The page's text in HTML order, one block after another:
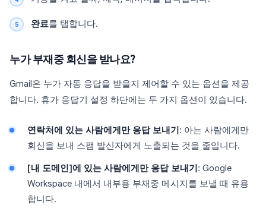
완료를 탭합니다.
누가 부재중 회신을 받나요?
Gmail은 누가 자동 응답을 받을지 제어할 수 있는 옵션을 제공
합니다. 휴가 응답기 설정 하단에는 두 가지 옵션이 있습니다.
연락처에 있는 사람에게만 응답 보내기 : 아는 사람에게만
회신을 보내 스팸 발신자에게 노출되는 것을 줄입니다.
[내 도메인]에 있는 사람에게만 응답 보내기 : Google
Workspace 내에서 내부용 부재중 메시지를 보낼 때 유용
합니다.